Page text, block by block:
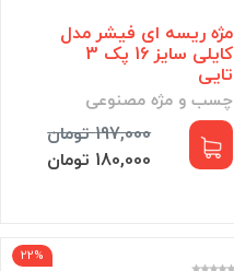
مژه ریسه ای فیشر مدل
کایلی سایز 16 پک 3
تایی
چسب و مژه مصنوعی
197,000 تومان
180,000 تومان
22%